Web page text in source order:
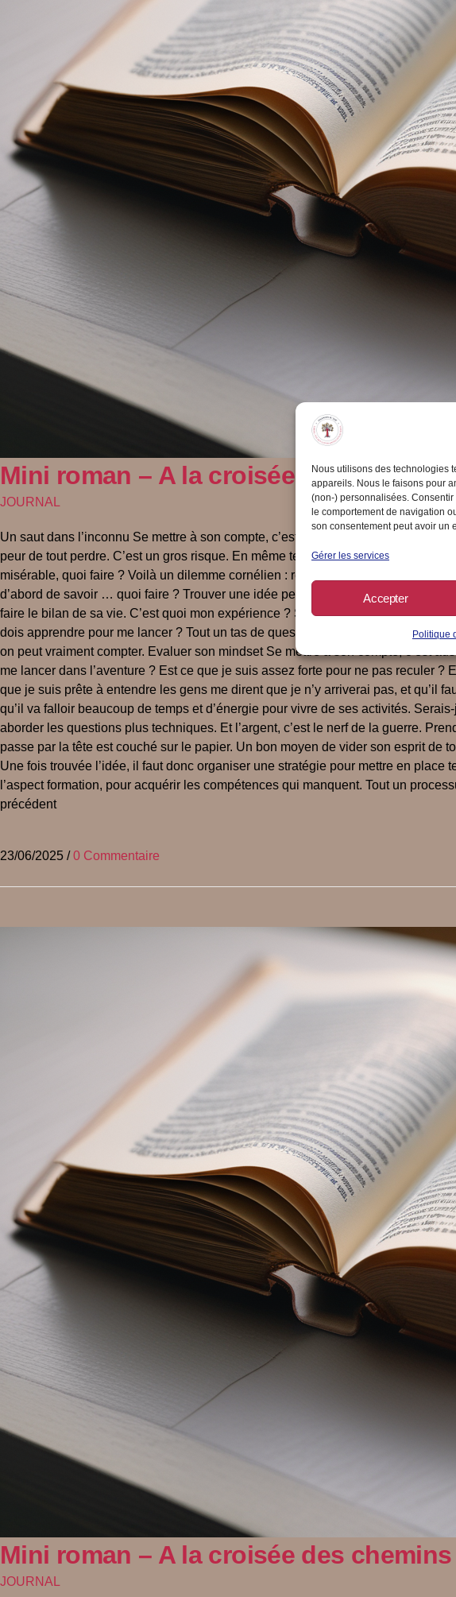
Nous utilisons des technologies
appareils. Nous le faisons pour
(non-) personnalisées.
le comportement de navigation
son consentement peut avoir un
Gérer les services
Accepter
Politique
Mini roman – A la croisée des
JOURNAL
Un saut dans l’inconnu Se mettre à son compte, c’est une décision qui n’est
peur de tout perdre. C’est un gros risque. En même temps, quand on n’a plus
misérable, quoi faire ? Voilà un dilemme cornélien : rempiler pour 15 ans ou se
d’abord de savoir … quoi faire ? Trouver une idée pertinente, pour apporter un
faire le bilan de sa vie. C’est quoi mon expérience ? Sur quelles compétences je
dois apprendre pour me lancer ? Tout un tas de questions auxquelles il faut
on peut vraiment compter. Evaluer son mindset Se mettre à son compte, c’est
me lancer dans l’aventure ? Est ce que je suis assez forte pour ne pas reculer
que je suis prête à entendre les gens me dirent que je n’y arriverai pas, et qu’il
qu’il va falloir beaucoup de temps et d’énergie pour vivre de ses activités.
aborder les questions plus techniques. Et l’argent, c’est le nerf de la guerre.
passe par la tête est couché sur le papier. Un bon moyen de vider son esprit de
Une fois trouvée l’idée, il faut donc organiser une stratégie pour mettre en
l’aspect formation, pour acquérir les compétences qui manquent. Tout un
précédent
23/06/2025 / 0 Commentaire
Mini roman – A la croisée des
JOURNAL